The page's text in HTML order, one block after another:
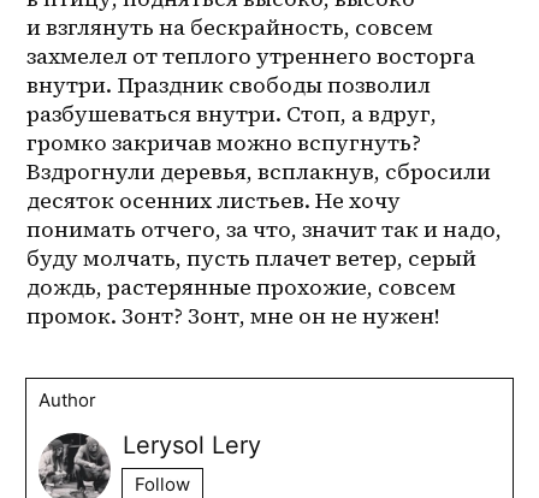
и взглянуть на бескрайность, совсем
захмелел от теплого утреннего восторга
внутри. Праздник свободы позволил
разбушеваться внутри. Стоп, а вдруг,
громко закричав можно вспугнуть?
Вздрогнули деревья, всплакнув, сбросили
десяток осенних листьев. Не хочу
понимать отчего, за что, значит так и надо,
буду молчать, пусть плачет ветер, серый
дождь, растерянные прохожие, совсем
промок. Зонт? Зонт, мне он не нужен!
Author
Lerysol Lery
Follow